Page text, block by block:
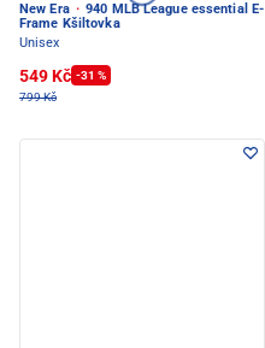
New Era · 940 MLB League essential E-
Frame Kšiltovka
Unisex
549 Kč -31 %
799 Kč